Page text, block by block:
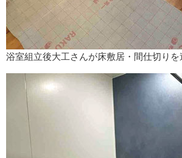
浴室組立後大工さんが床敷居・間仕切りを